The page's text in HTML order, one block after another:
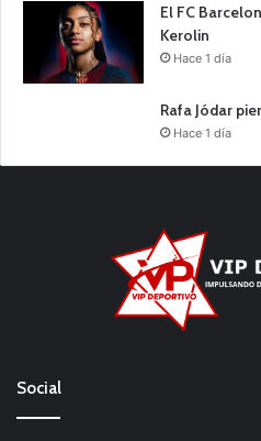
El FC
Kerolin
Hace 1 día
Rafa Jódar
Hace 1 día
Social